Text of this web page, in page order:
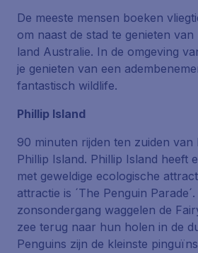
De meeste mensen boeken
om naast de stad te genieten
land Australie. In de omgeving
je genieten van een
fantastisch wildlife.
Phillip Island
90 minuten rijden ten zuiden
Phillip Island. Phillip Island heeft
met geweldige ecologische
attractie is ´The Penguin
zonsondergang waggelen de
zee terug naar hun holen in de
Penguins zijn de kleinste